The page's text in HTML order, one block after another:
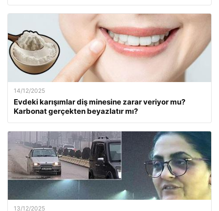
14/12/2025
Evdeki karışımlar diş minesine zarar veriyor mu?
Karbonat gerçekten beyazlatır mı?
13/12/2025